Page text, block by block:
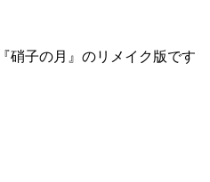
硝子の月』のリメイク版です